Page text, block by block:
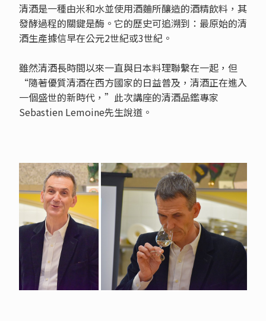
清酒是一種由米和水並使用酒麯所釀造的酒精飲料，其
發酵過程的關鍵是酶。它的歷史可追溯到：最原始的清
酒生產據信早在公元2世紀或3世紀。
雖然清酒長時間以來一直與日本料理聯繫在一起，但
“隨著優質清酒在西方國家的日益普及，清酒正在進入
一個盛世的新時代，”此次講座的清酒品鑑專家
Sebastien Lemoine先生說道。